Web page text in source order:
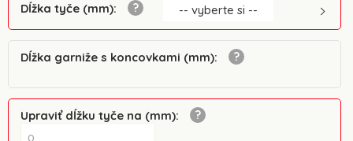
Dĺžka tyče (mm): -- vyberte si --
Dĺžka garniže s koncovkami (mm):
Upraviť dĺžku tyče na (mm):